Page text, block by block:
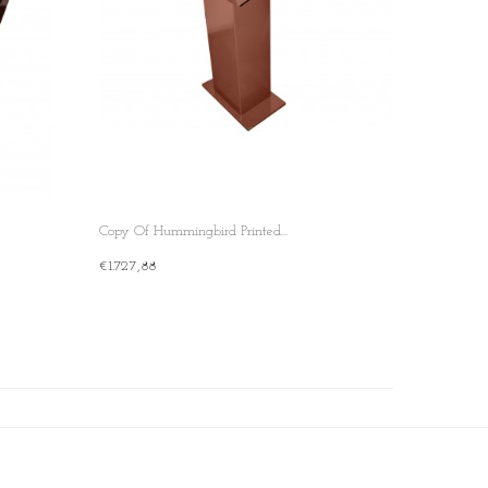
Copy Of Hummingbird Printed...
€1.727,88
+ Add To Cart